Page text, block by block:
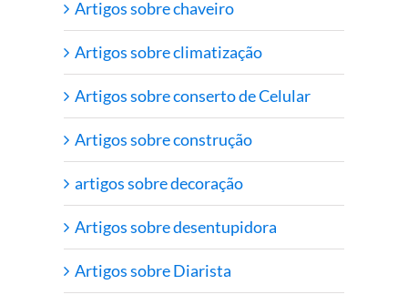
Artigos sobre chaveiro
Artigos sobre climatização
Artigos sobre conserto de Celular
Artigos sobre construção
artigos sobre decoração
Artigos sobre desentupidora
Artigos sobre Diarista